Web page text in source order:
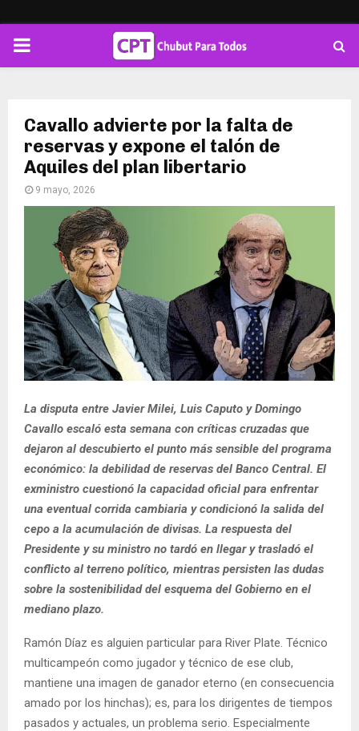
PRIMARY
Cavallo advierte por la falta de
reservas y expone el talón de
Aquiles del plan libertario
9 mayo, 2026
La disputa entre Javier Milei, Luis Caputo y Domingo
Cavallo escaló esta semana con críticas cruzadas que
dejaron al descubierto el punto más sensible del programa
económico: la debilidad de reservas del Banco Central. El
exministro cuestionó la capacidad oficial para enfrentar
una eventual corrida cambiaria y condicionó la salida del
cepo a la acumulación de divisas. La respuesta del
Presidente y su ministro no tardó en llegar y trasladó el
conflicto al terreno político, mientras persisten las dudas
sobre la sostenibilidad del esquema del Gobierno en el
mediano plazo.
Ramón Díaz es alguien particular para River Plate. Técnico
multicampeón como jugador y técnico de ese club,
mantiene una imagen de ganador eterno (en consecuencia
amado por los hinchas); es, para los dirigentes de tiempos
pasados y actuales, un problema serio. Especialmente